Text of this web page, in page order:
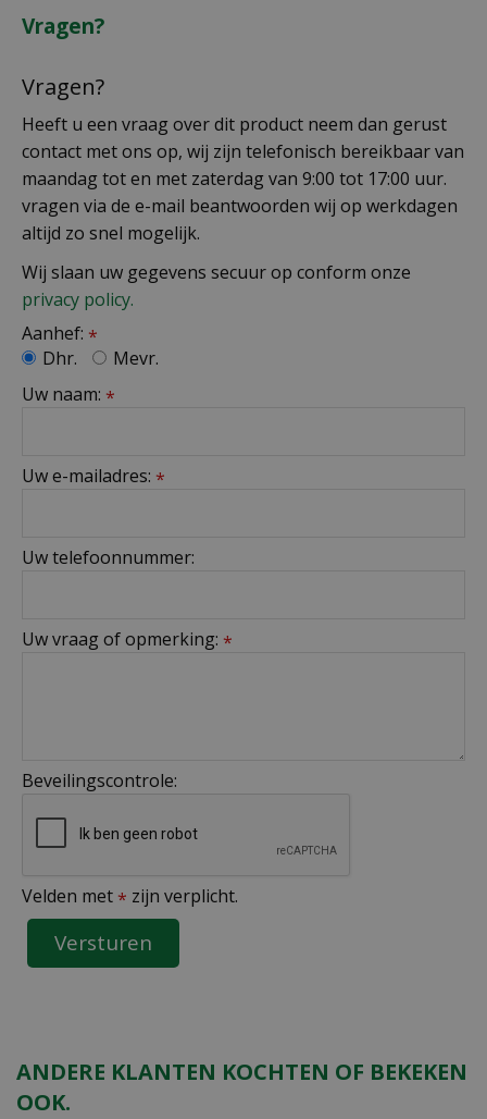
Vragen?
Vragen?
Heeft u een vraag over dit product neem dan gerust
contact met ons op, wij zijn telefonisch bereikbaar van
maandag tot en met zaterdag van 9:00 tot 17:00 uur.
vragen via de e-mail beantwoorden wij op werkdagen
altijd zo snel mogelijk.
Wij slaan uw gegevens secuur op conform onze
privacy policy.
Aanhef: *
Dhr.
Mevr.
Uw naam: *
Uw e-mailadres: *
Uw telefoonnummer:
Uw vraag of opmerking: *
Beveilingscontrole:
Velden met * zijn verplicht.
ANDERE KLANTEN KOCHTEN OF BEKEKEN
OOK.